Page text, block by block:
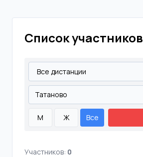
Список участников
М Ж Все
Участников: 0